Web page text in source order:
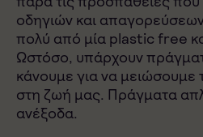
οδηγιών και
πολύ από μία plastic free
Ωστόσο, υπάρχουν
κάνουμε για να μειώσουμε
στη ζωή μας. Πράγματα
ανέξοδα.